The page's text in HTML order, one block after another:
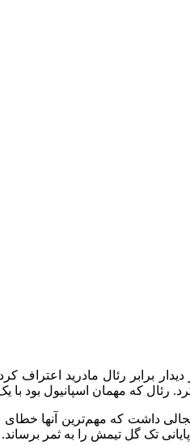
دیدار برابر رئال مادرید
رئال که مهمان اسپانیول بود با
داشت که مهم‌ترین آنها خطای
تک گل تیمش را به ثمر برساند.